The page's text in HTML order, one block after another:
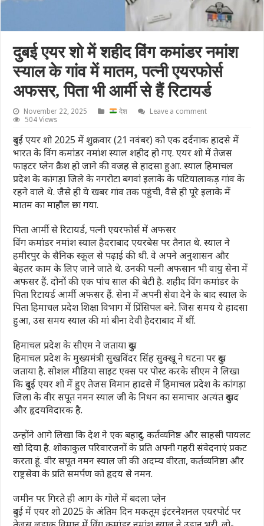
दुबई एयर शो में शहीद विंग कमांडर नमांश
स्याल के गांव में मातम, पत्नी एयरफोर्स
अफसर, पिता भी आर्मी से हैं रिटायर्ड
November 22, 2025 देश
Leave a comment
504 Views
दुबई एयर शो 2025 में शुक्रवार (21 नवंबर) को एक दर्दनाक हादसे में
भारत के विंग कमांडर नमांश स्याल शहीद हो गए. एयर शो में तेजस
फाइटर प्लेन क्रैश हो जाने की वजह से हादसा हुआ. स्याल हिमाचल
प्रदेश के कांगड़ा जिले के नगरोटा बगवां इलाके के पटियालाकड़ गांव के
रहने वाले थे. जैसे ही ये खबर गांव तक पहुंची, वैसे ही पूरे इलाके में
मातम का माहौल छा गया.
पिता आर्मी से रिटायर्ड, पत्नी एयरफोर्स में अफसर
विंग कमांडर नमांश स्याल हैदराबाद एयरबेस पर तैनात थे. स्याल ने
हमीरपुर के सैनिक स्कूल से पढ़ाई की थी. वे अपने अनुशासन और
बेहतर काम के लिए जाने जाते थे. उनकी पत्नी अफसान भी वायु सेना में
अफसर हैं. दोनों की एक पांच साल की बेटी है. शहीद विंग कमांडर के
पिता रिटायर्ड आर्मी अफसर हैं. सेना में अपनी सेवा देने के बाद स्याल के
पिता हिमाचल प्रदेश शिक्षा विभाग में प्रिंसिपल बने. जिस समय ये हादसा
हुआ, उस समय स्याल की मां बीना देवी हैदराबाद में थीं.
हिमाचल प्रदेश के सीएम ने जताया दुख
हिमाचल प्रदेश के मुख्यमंत्री सुखविंदर सिंह सुक्खू ने घटना पर दुख
जताया है. सोशल मीडिया साइट एक्स पर पोस्ट करके सीएम ने लिखा
कि दुबई एयर शो में हुए तेजस विमान हादसे में हिमाचल प्रदेश के कांगड़ा
जिला के वीर सपूत नमन स्याल जी के निधन का समाचार अत्यंत दुखद
और हृदयविदारक है.
उन्होंने आगे लिखा कि देश ने एक बहादुर, कर्तव्यनिष्ठ और साहसी पायलट
खो दिया है. शोकाकुल परिवारजनों के प्रति अपनी गहरी संवेदनाएं प्रकट
करता हूं. वीर सपूत नमन स्याल जी की अदम्य वीरता, कर्तव्यनिष्ठा और
राष्ट्रसेवा के प्रति समर्पण को हृदय से नमन.
जमीन पर गिरते ही आग के गोले में बदला प्लेन
दुबई में एयर शो 2025 के अंतिम दिन मकतूम इंटरनेशनल एयरपोर्ट पर